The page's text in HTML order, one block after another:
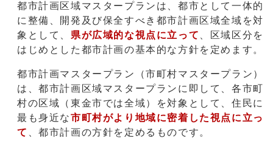
都市計画区域マスタープランは、都市として一体的
に整備、開発及び保全すべき都市計画区域全域を対
象として、 県が広域的な視点に立って
、区域区分を
はじめとした都市計画の基本的な方針を定めます。
都市計画マスタープラン（市町村マスタープラン）
は、都市計画区域マスタープランに即して、各市町
村の区域（東金市では全域）を対象として、住民に
最も身近な市町村がより地域に密着した視点に立っ
て
、都市計画の方針を定めるものです。